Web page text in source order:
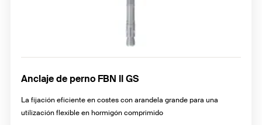
Anclaje de perno FBN II GS
La fijación eficiente en costes con arandela grande para una
utilización flexible en hormigón comprimido